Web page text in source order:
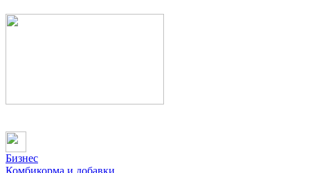
Бизнес
Комбикорма и добавки